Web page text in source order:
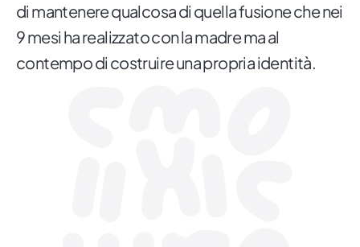
di mantenere qualcosa di quella fusione che nei
9 mesi ha realizzato con la madre ma al
contempo di costruire una propria identità.